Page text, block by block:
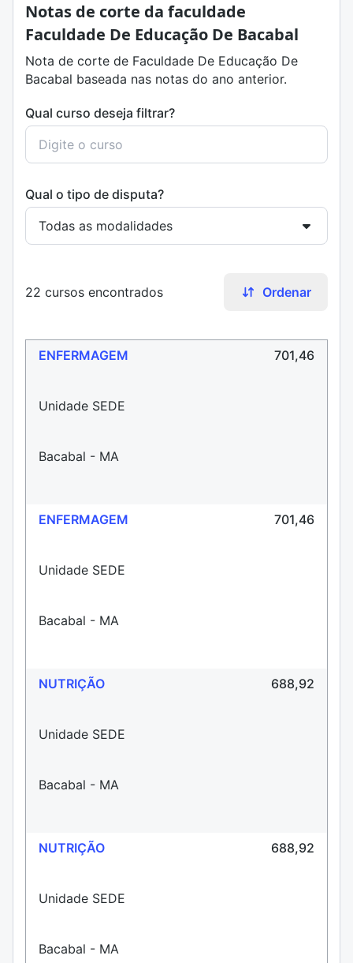
Notas de corte da faculdade
Faculdade De Educação De Bacabal
Nota de corte de Faculdade De Educação De
Bacabal baseada nas notas do ano anterior.
Qual curso deseja filtrar?
Qual o tipo de disputa?
22 cursos encontrados Ordenar
ENFERMAGEM
Unidade SEDE
Bacabal - MA
701,46
ENFERMAGEM
Unidade SEDE
Bacabal - MA
701,46
NUTRIÇÃO
Unidade SEDE
Bacabal - MA
688,92
NUTRIÇÃO
Unidade SEDE
Bacabal - MA
688,92